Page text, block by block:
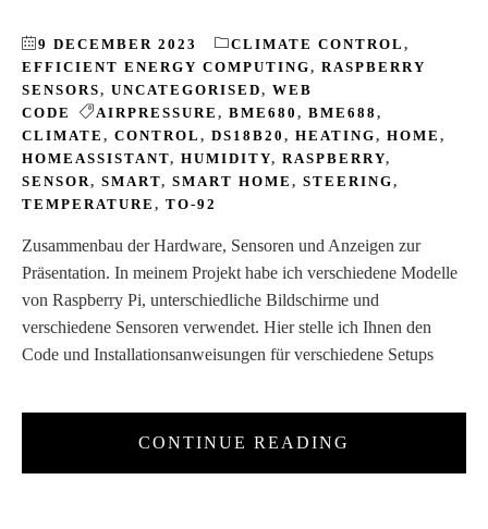
9 DECEMBER 2023 CLIMATE CONTROL ,
EFFICIENT ENERGY COMPUTING, RASPBERRY
SENSORS, UNCATEGORISED, WEB
CODE
AIRPRESSURE , BME680 , BME688 ,
CLIMATE , CONTROL , DS18B20 , HEATING, HOME ,
HOMEASSISTANT, HUMIDITY, RASPBERRY,
SENSOR, SMART, SMART HOME , STEERING,
TEMPERATURE , TO-92
Zusammenbau der Hardware, Sensoren und Anzeigen zur
Präsentation. In meinem Projekt habe ich verschiedene Modelle
von Raspberry Pi, unterschiedliche Bildschirme und
verschiedene Sensoren verwendet. Hier stelle ich Ihnen den
Code und Installationsanweisungen für verschiedene Setups
CONTINUE READING